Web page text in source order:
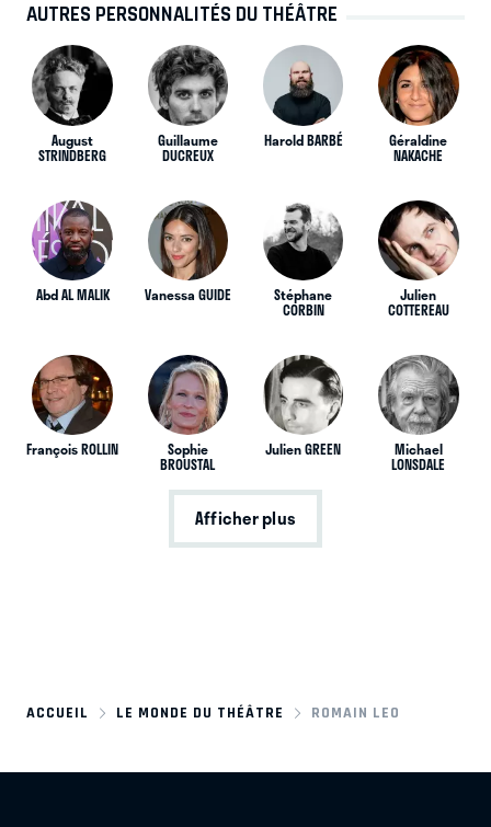
AUTRES PERSONNALITÉS DU THÉÂTRE
August
STRINDBERG
Guillaume
DUCREUX
Harold BARBÉ Géraldine
NAKACHE
Abd AL MALIK Vanessa GUIDE Stéphane
CORBIN
Julien
COTTEREAU
François ROLLIN Sophie
BROUSTAL
Julien GREEN Michael
LONSDALE
Afficher plus
ACCUEIL LE MONDE DU THÉÂTRE ROMAIN LEO